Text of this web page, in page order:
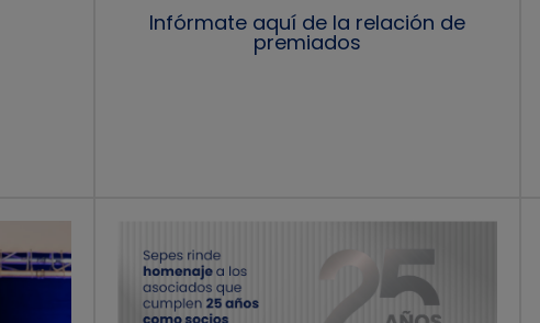
Infórmate aquí de la relación de
premiados